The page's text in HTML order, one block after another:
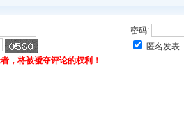
密码:
匿名发表
，将被褫夺评论的权利！